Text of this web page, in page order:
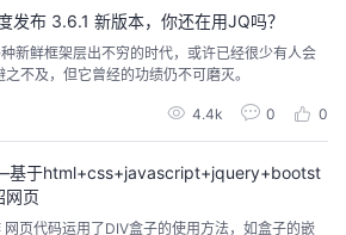
发布 3.6.1 新版本，你还在用JQ吗？
新鲜框架层出不穷的时代，或许已经很少有人会
不及，但它曾经的功绩仍不可磨灭。
4.4k 0 0
基于html+css+javascript+jquery+bootst
网页
页代码运用了DIV盒子的使用方法，如盒子的嵌